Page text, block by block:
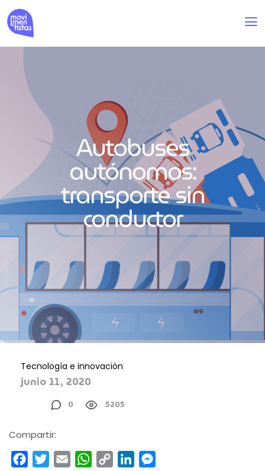
Autobuses
autónomos:
transporte sin
conductor
Tecnología e innovación
junio 11, 2020
0 5205
Compartir:
FacebookTwitterEmail WhatsApp
Copy
LinkedIn